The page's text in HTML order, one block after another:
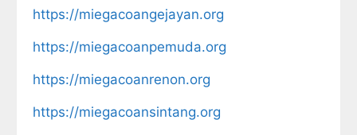
https://miegacoangejayan.org
https://miegacoanpemuda.org
https://miegacoanrenon.org
https://miegacoansintang.org